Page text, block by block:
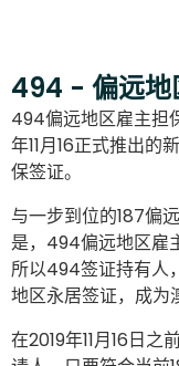
494 - 偏远地
494偏远地区雇主担
年11月16正式推出的
保签证。
与一步到位的187偏
是，494偏远地区雇
所以494签证持有人
地区永居签证，成为
在2019年11月16日